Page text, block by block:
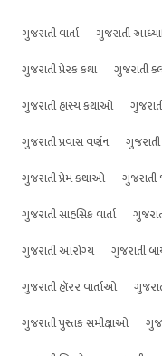
ગુજરાતી વાર્તા ગુજરાતી
ગુજરાતી પ્રેરક કથા
ગુજરાતી
ગુજરાતી હાસ્ય કથાઓ
ગુજરાતી પ્રવાસ વર્ણન
ગુજરાતી પ્રેમ કથાઓ
ગુજરાતી
ગુજરાતી સાહસિક વાર્તા
ગુજરાતી આરોગ્ય
ગુજરાતી
ગુજરાતી હૉરર વાર્તાઓ
ગુજરાતી પુસ્તક સમીક્ષાઓ